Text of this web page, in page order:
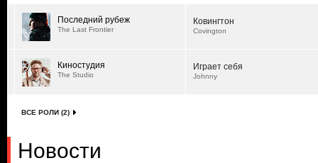
Последний рубеж
The Last Frontier
Ковингтон
Covington
Киностудия
The Studio
Играет себя
Johnny
ВСЕ РОЛИ (2)
Новости